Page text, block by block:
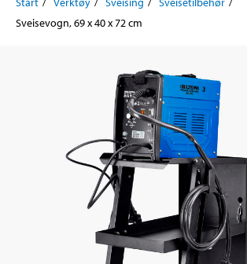
Sveisevogn, 69 x 40 x 72 cm